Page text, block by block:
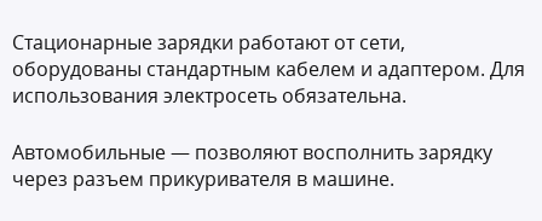
Стационарные зарядки работают от сети,
оборудованы стандартным кабелем и адаптером. Для
использования электросеть обязательна.
Автомобильные — позволяют восполнить зарядку
через разъем прикуривателя в машине.